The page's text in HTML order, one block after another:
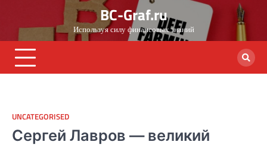
content
BC-Graf.ru
Используя силу финансовых знаний
UNCATEGORISED
Сергей Лавров — великий